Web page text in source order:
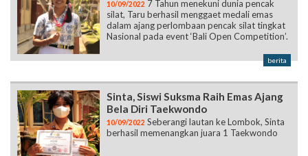
10/09/2022 7 Tahun menekuni dunia pencak
silat, Taru berhasil menggaet medali emas
dalam ajang perlombaan pencak silat tingkat
Nasional pada event ‘Bali Open Competition’.
berita
Sinta, Siswi Suksma Raih Emas Ajang
Bela Diri Taekwondo
10/09/2022 Seberangi lautan ke Lombok, Sinta
berhasil memenangkan juara 1 Taekwondo